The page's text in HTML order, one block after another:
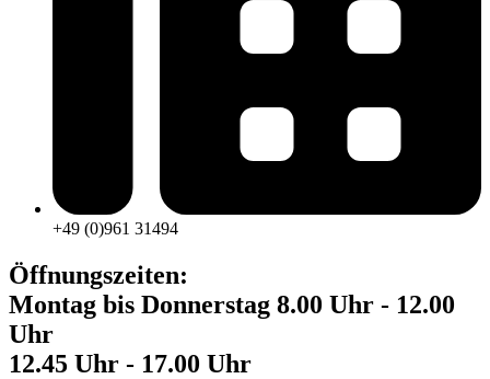
+49 (0)961 31494
Öffnungszeiten:
Montag bis Donnerstag 8.00 Uhr - 12.00
Uhr
12.45 Uhr - 17.00 Uhr